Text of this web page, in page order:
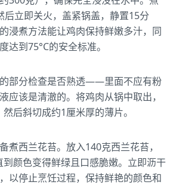
后立即关火，盖紧锅盖，静置15分
浸煮方法能让鸡肉保持鲜嫩多汁，同
达到75°C的安全标准。
部分检查是否熟透——里面不应有粉
应该是清澈的。将鸡肉从锅中取出，
后斜切成约1厘米厚的薄片。
煮西兰花苔。放入140克西兰花苔，
到颜色变得鲜绿且口感脆嫩。立即沥干
以停止烹饪过程，保持鲜艳的颜色和